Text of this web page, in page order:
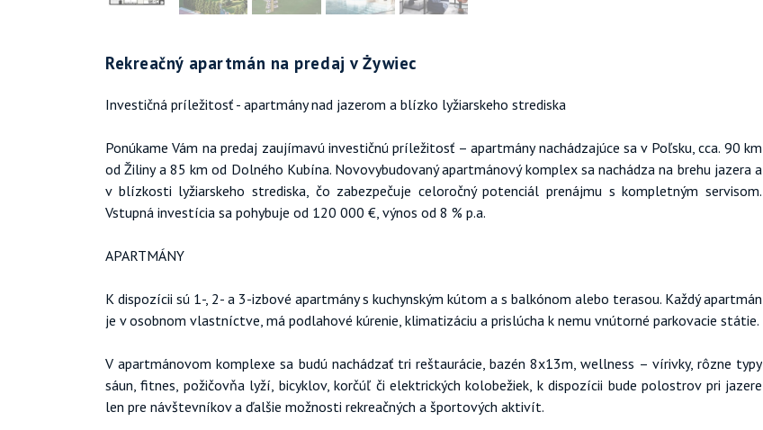
Rekreačný apartmán na predaj v Żywiec
Investičná príležitosť - apartmány nad jazerom a blízko lyžiarskeho strediska
Ponúkame Vám na predaj zaujímavú investičnú príležitosť – apartmány nachádzajúce sa v Poľsku, cca. 90 km
od Žiliny a 85 km od Dolného Kubína. Novovybudovaný apartmánový komplex sa nachádza na brehu jazera a
v blízkosti lyžiarskeho strediska, čo zabezpečuje celoročný potenciál prenájmu s kompletným servisom.
Vstupná investícia sa pohybuje od 120 000 €, výnos od 8 % p.a.
APARTMÁNY
K dispozícii sú 1-, 2- a 3-izbové apartmány s kuchynským kútom a s balkónom alebo terasou. Každý apartmán
je v osobnom vlastníctve, má podlahové kúrenie, klimatizáciu a prislúcha k nemu vnútorné parkovacie státie.
V apartmánovom komplexe sa budú nachádzať tri reštaurácie, bazén 8x13m, wellness – vírivky, rôzne typy
sáun, fitnes, požičovňa lyží, bicyklov, korčúľ či elektrických kolobežiek, k dispozícii bude polostrov pri jazere
len pre návštevníkov a ďalšie možnosti rekreačných a športových aktivít.